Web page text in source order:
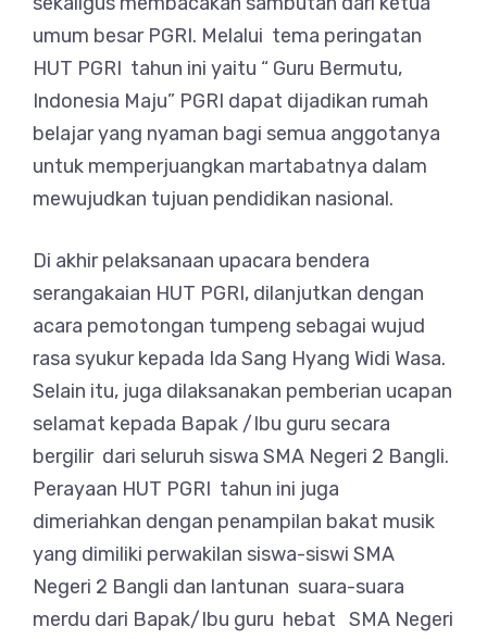
umum besar PGRI. Melalui tema peringatan
HUT PGRI tahun ini yaitu “ Guru Bermutu,
Indonesia Maju” PGRI dapat dijadikan rumah
belajar yang nyaman bagi semua anggotanya
untuk memperjuangkan martabatnya dalam
mewujudkan tujuan pendidikan nasional.
Di akhir pelaksanaan upacara bendera
serangakaian HUT PGRI, dilanjutkan dengan
acara pemotongan tumpeng sebagai wujud
rasa syukur kepada Ida Sang Hyang Widi Wasa.
Selain itu, juga dilaksanakan pemberian ucapan
selamat kepada Bapak /Ibu guru secara
bergilir dari seluruh siswa SMA Negeri 2 Bangli.
Perayaan HUT PGRI tahun ini juga
dimeriahkan dengan penampilan bakat musik
yang dimiliki perwakilan siswa-siswi SMA
Negeri 2 Bangli dan lantunan suara-suara
merdu dari Bapak/Ibu guru hebat SMA Negeri